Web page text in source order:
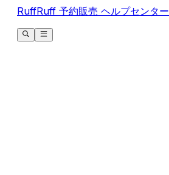
RuffRuff 予約販売 ヘルプセンター